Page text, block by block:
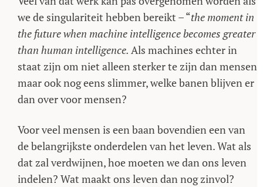
we de singulariteit hebben bereikt – “the moment in
the future when machine intelligence becomes greater
than human intelligence. Als machines echter in
staat zijn om niet alleen sterker te zijn dan mensen
maar ook nog eens slimmer, welke banen blijven er
dan over voor mensen?
Voor veel mensen is een baan bovendien een van
de belangrijkste onderdelen van het leven. Wat als
dat zal verdwijnen, hoe moeten we dan ons leven
indelen? Wat maakt ons leven dan nog zinvol?